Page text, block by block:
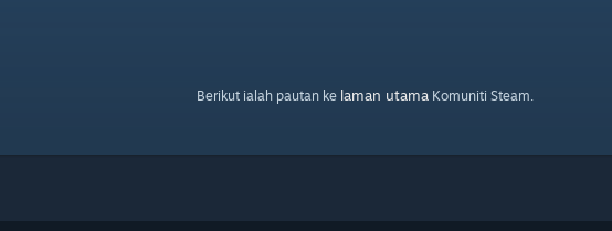
Berikut ialah pautan ke laman utamaKomuniti Steam.